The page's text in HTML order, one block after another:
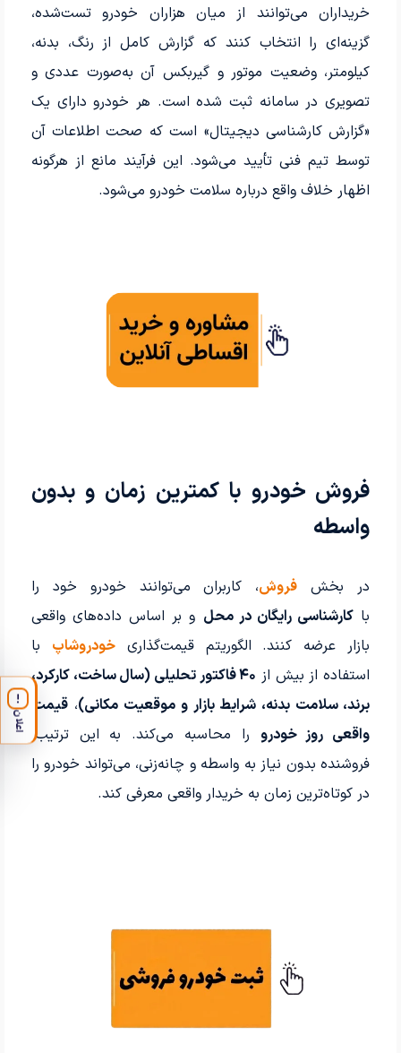
خریداران می‌توانند از میان هزاران خودرو تست‌شده،
گزینه‌ای را انتخاب کنند که گزارش کامل از رنگ، بدنه،
کیلومتر، وضعیت موتور و گیربکس آن به‌صورت عددی و
تصویری در سامانه ثبت شده است. هر خودرو دارای یک
«گزارش کارشناسی دیجیتال» است که صحت اطلاعات آن
توسط تیم فنی تأیید می‌شود. این فرآیند مانع از هرگونه
اظهار خلاف واقع درباره سلامت خودرو می‌شود.
فروش خودرو با کمترین زمان و بدون
واسطه
در بخش فروش، کاربران می‌توانند خودرو خود را
با کارشناسی رایگان در محل و بر اساس داده‌های واقعی
بازار عرضه کنند. الگوریتم قیمت‌گذاریخودروشاپ با
استفاده از بیش از
۴۰ فاکتور تحلیلی (سال ساخت، کارکرد،
برند، سلامت بدنه، شرایط بازار و موقعیت مکانی)،قیمت
واقعی روز خودرو را محاسبه می‌کند. به این ترتیب،
فروشنده بدون نیاز به واسطه و چانه‌زنی، می‌تواند خودرو را
در کوتاه‌ترین زمان به خریدار واقعی معرفی کند.
!
اعلان